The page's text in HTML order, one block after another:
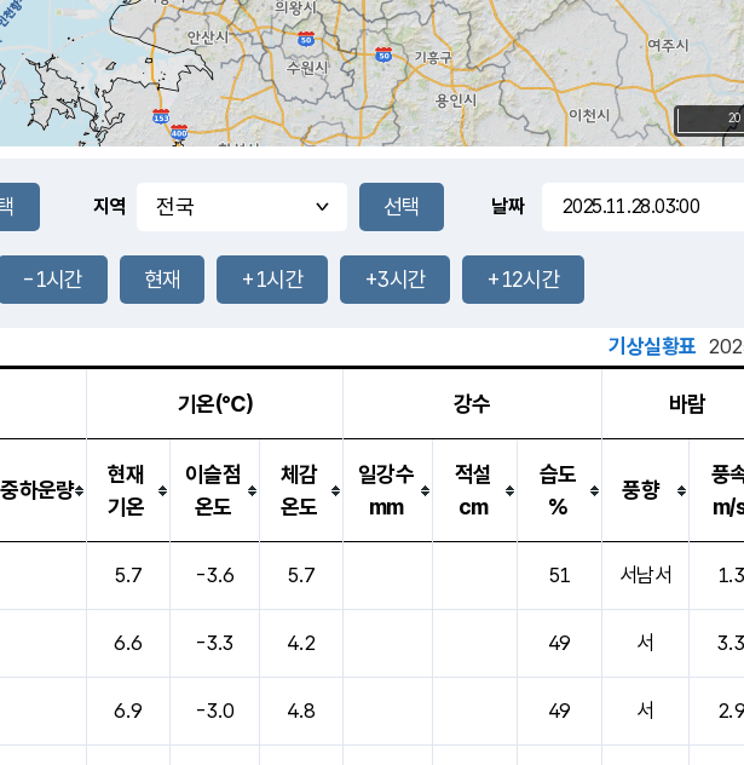
20
지역 날짜
-1시간 현재 +1시간 +3시간 +12시간
기상실황표
기온(℃) 강수 바람
중하운량
현재
기온
이슬점
온도
체감
온도
일강수
mm
적설
cm
습도
%
풍향
풍
m/
5.7 -3.6 5.7 51 서남서 1.3
6.6 -3.3 4.2 49 서 3.3
6.9 -3.0 4.8 49 서 2.9